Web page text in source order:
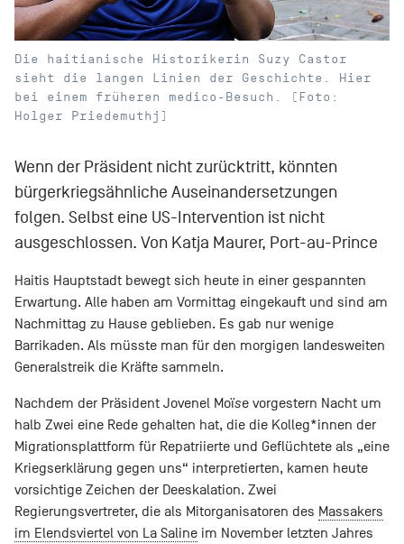
Die haitianische Historikerin Suzy Castor
sieht die langen Linien der Geschichte. Hier
bei einem früheren medico-Besuch. (Foto:
Holger Priedemuthj)
Wenn der Präsident nicht zurücktritt, könnten
bürgerkriegsähnliche Auseinandersetzungen
folgen. Selbst eine US-Intervention ist nicht
ausgeschlossen. Von Katja Maurer, Port-au-Prince
Haitis Hauptstadt bewegt sich heute in einer gespannten
Erwartung. Alle haben am Vormittag eingekauft und sind am
Nachmittag zu Hause geblieben. Es gab nur wenige
Barrikaden. Als müsste man für den morgigen landesweiten
Generalstreik die Kräfte sammeln.
Nachdem der Präsident Jovenel Moïse vorgestern Nacht um
halb Zwei eine Rede gehalten hat, die die Kolleg*innen der
Migrationsplattform für Repatriierte und Geflüchtete als „eine
Kriegserklärung gegen uns“ interpretierten, kamen heute
vorsichtige Zeichen der Deeskalation. Zwei
Regierungsvertreter, die als Mitorganisatoren des Massakers
im Elendsviertel von La Saline im November letzten Jahres